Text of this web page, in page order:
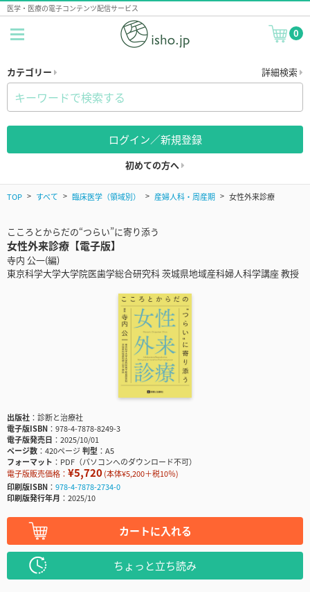
医学・医療の電子コンテンツ配信サービス
0
カテゴリー 詳細検索
ログイン／新規登録
初めての方へ
TOP すべて 臨床医学（領域別） 産婦人科・周産期 女性外来診療
こころとからだの“つらい”に寄り添う
女性外来診療【電子版】
寺内 公一(編)
東京科学大学大学院医歯学総合研究科 茨城県地域産科婦人科学講座 教授
出版社
診断と治療社
電子版ISBN
978-4-7878-8249-3
電子版発売日
2025/10/01
ページ数
420ページ判型
A5
フォーマット
PDF（パソコンへのダウンロード不可）
電子版販売価格： ¥5,720(本体¥5,200＋税10％)
印刷版ISBN
978-4-7878-2734-0
印刷版発行年月
2025/10
カートに入れる
ちょっと立ち読み